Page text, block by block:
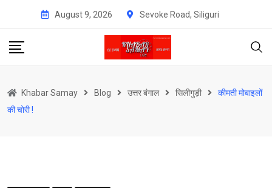
content
August 9, 2026 Sevoke Road, Siliguri
Khabar Samay Blog उत्तर बंगाल सिलीगुड़ी
कीमती मोबाइलों
की चोरी !